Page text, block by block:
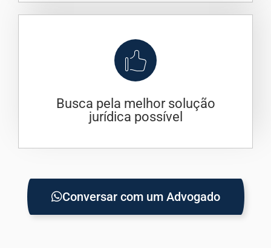
Busca pela melhor solução
jurídica possível
Conversar com um Advogado